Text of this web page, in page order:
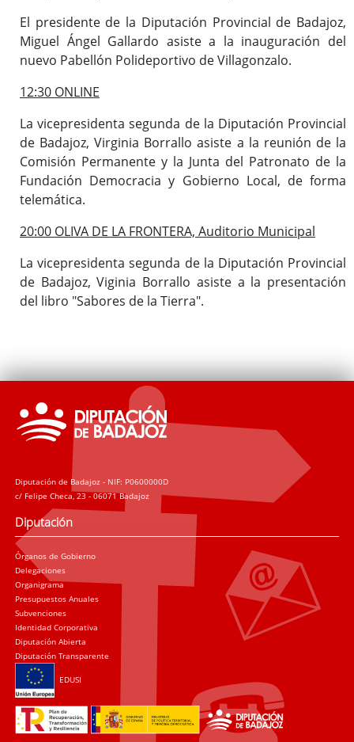
El presidente de la Diputación Provincial de Badajoz,
Miguel Ángel Gallardo asiste a la inauguración del
nuevo Pabellón Polideportivo de Villagonzalo.
12:30 ONLINE
La vicepresidenta segunda de la Diputación Provincial
de Badajoz, Virginia Borrallo asiste a la reunión de la
Comisión Permanente y la Junta del Patronato de la
Fundación Democracia y Gobierno Local, de forma
telemática.
20:00 OLIVA DE LA FRONTERA, Auditorio Municipal
La vicepresidenta segunda de la Diputación Provincial
de Badajoz, Viginia Borrallo asiste a la presentación
del libro "Sabores de la Tierra".
Diputación de Badajoz - NIF: P0600000D
c/ Felipe Checa, 23 - 06071 Badajoz
Diputación
Órganos de Gobierno
Delegaciones
Organigrama
Presupuestos Anuales
Subvenciones
Identidad Corporativa
Diputación Abierta
Diputación Transparente
EDUSI